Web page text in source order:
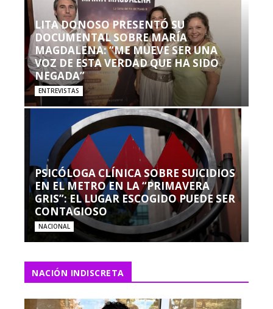
LITA DONOSO PRESENTÓ SU
DOCUMENTAL SOBRE MARÍA
MAGDALENA: “ME MUEVE SER UNA
VOZ DE ESTA VERDAD QUE HA SIDO
NEGADA”
ENTREVISTAS
PSICÓLOGA CLÍNICA SOBRE SUICIDIOS
EN EL METRO EN LA “PRIMAVERA
GRIS”: EL LUGAR ESCOGIDO PUEDE SER
CONTAGIOSO
NACIONAL
NACIÓN INDISCRETA